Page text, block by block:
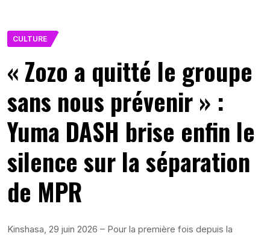
CULTURE
« Zozo a quitté le groupe
sans nous prévenir » :
Yuma DASH brise enfin le
silence sur la séparation
de MPR
Kinshasa, 29 juin 2026 – Pour la première fois depuis la